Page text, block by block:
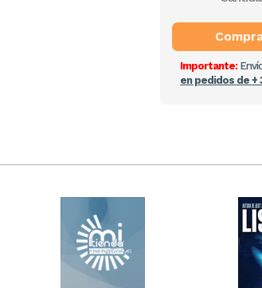
Importante:
en pedidos de +